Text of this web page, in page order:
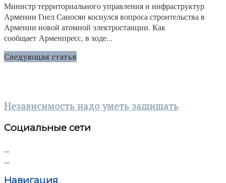
Министр территориального управления и инфраструктур
Армении Гнел Саносян коснулся вопроса строительства в
Армении новой атомной электростанции. Как
сообщает Арменпресс, в ходе...
Следующая статья
Независимость надо уметь защищать
Социальные сети
Навигация